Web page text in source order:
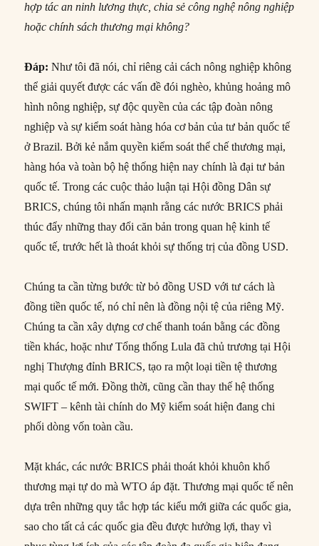
hợp tác an ninh lương thực, chia sẻ công nghệ nông nghiệp
hoặc chính sách thương mại không?
Đáp:Như tôi đã nói, chỉ riêng cải cách nông nghiệp không
thể giải quyết được các vấn đề đói nghèo, khủng hoảng mô
hình nông nghiệp, sự độc quyền của các tập đoàn nông
nghiệp và sự kiểm soát hàng hóa cơ bản của tư bản quốc tế
ở Brazil. Bởi kẻ nắm quyền kiểm soát thể chế thương mại,
hàng hóa và toàn bộ hệ thống hiện nay chính là đại tư bản
quốc tế. Trong các cuộc thảo luận tại Hội đồng Dân sự
BRICS, chúng tôi nhấn mạnh rằng các nước BRICS phải
thúc đẩy những thay đổi căn bản trong quan hệ kinh tế
quốc tế, trước hết là thoát khỏi sự thống trị của đồng USD.
Chúng ta cần từng bước từ bỏ đồng USD với tư cách là
đồng tiền quốc tế, nó chỉ nên là đồng nội tệ của riêng Mỹ.
Chúng ta cần xây dựng cơ chế thanh toán bằng các đồng
tiền khác, hoặc như Tổng thống Lula đã chủ trương tại Hội
nghị Thượng đỉnh BRICS, tạo ra một loại tiền tệ thương
mại quốc tế mới. Đồng thời, cũng cần thay thế hệ thống
SWIFT – kênh tài chính do Mỹ kiểm soát hiện đang chi
phối dòng vốn toàn cầu.
Mặt khác, các nước BRICS phải thoát khỏi khuôn khổ
thương mại tự do mà WTO áp đặt. Thương mại quốc tế nên
dựa trên những quy tắc hợp tác kiểu mới giữa các quốc gia,
sao cho tất cả các quốc gia đều được hưởng lợi, thay vì